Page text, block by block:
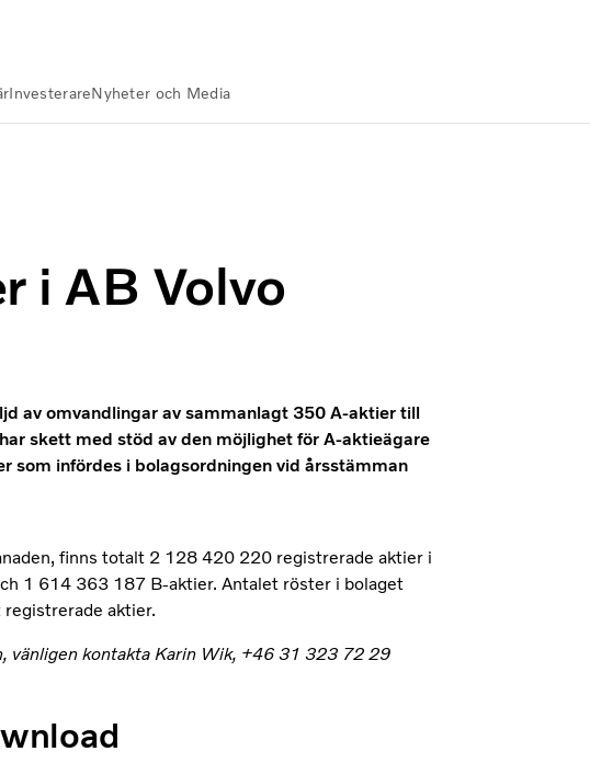
InvesterareNyheter och Media
i AB Volvo
av omvandlingar av sammanlagt 350 A-aktier till
skett med stöd av den möjlighet för A-aktieägare
som infördes i bolagsordningen vid årsstämman
finns totalt 2 128 420 220 registrerade aktier i
1 614 363 187 B-aktier. Antalet röster i bolaget
aktier.
vänligen kontakta Karin Wik, +46 31 323 72 29